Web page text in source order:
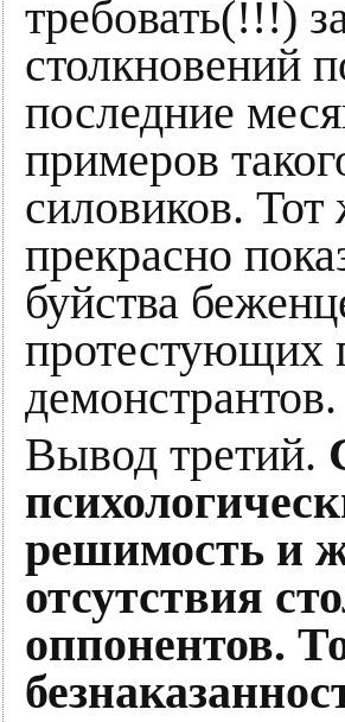
требовать(!!!)
столкновений
последние
примеров
силовиков.
прекрасно
буйства
протестующих
демонстрантов.
Вывод третий.
решимость и
отсутствия
оппонентов.